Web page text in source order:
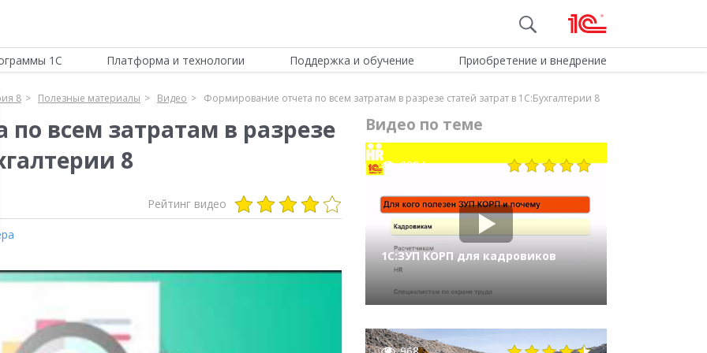
1С Платформа и технологии Поддержка и обучение Приобретение и внедрение
8 Полезные материалы Видео Формирование отчета по всем затратам в разрезе статей затрат в 1С:Бухгалтерии 8
всем затратам в разрезе
8
Рейтинг видео
Видео по теме
2984
1С:ЗУП КОРП для кадровиков